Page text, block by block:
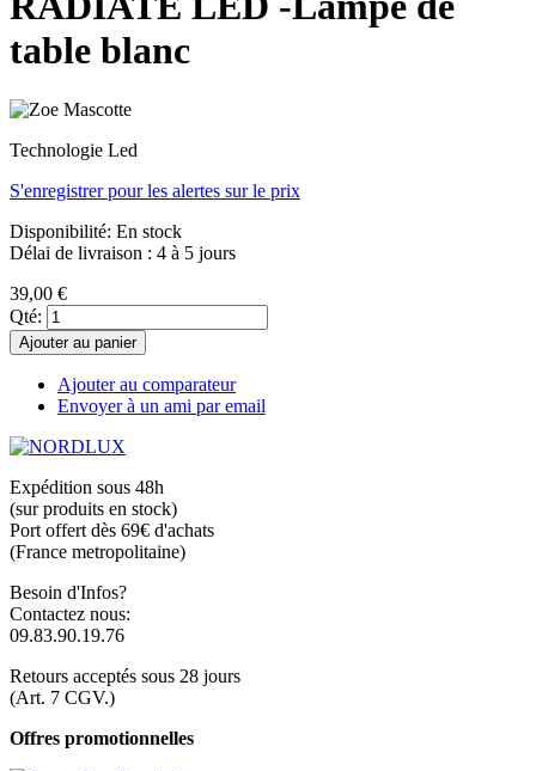
table blanc
Technologie Led
S'enregistrer pour les alertes sur le prix
Disponibilité: En stock
Délai de livraison : 4 à 5 jours
39,00 €
Qté:
Ajouter au panier
Ajouter au comparateur
Envoyer à un ami par email
Expédition sous 48h
(sur produits en stock)
Port offert dès 69€ d'achats
(France metropolitaine)
Besoin d'Infos?
Contactez nous:
09.83.90.19.76
Retours acceptés sous 28 jours
(Art. 7 CGV.)
Offres promotionnelles